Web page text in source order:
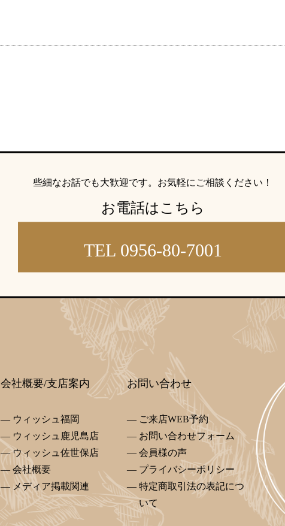
些細なお話でも大歓迎です。 お気軽にご相談ください！
お電話はこちら
TEL 0956-80-7001
会社概要/支店案内
ウィッシュ福岡
ウィッシュ鹿児島店
ウィッシュ佐世保店
会社概要
メディア掲載関連
お問い合わせ
ご来店WEB予約
お問い合わせフォーム
会員様の声
プライバシーポリシー
特定商取引法の表記につ
いて